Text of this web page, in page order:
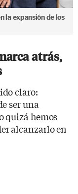
la expansión de los
atrás,
claro:
ser una
quizá hemos
alcanzarlo en